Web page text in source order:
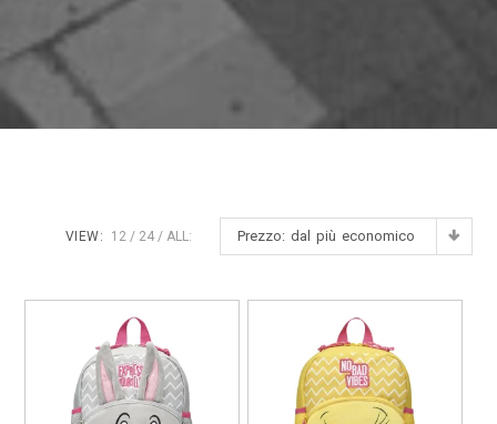
Prezzo: dal più economico
VIEW: 12 24 ALL: